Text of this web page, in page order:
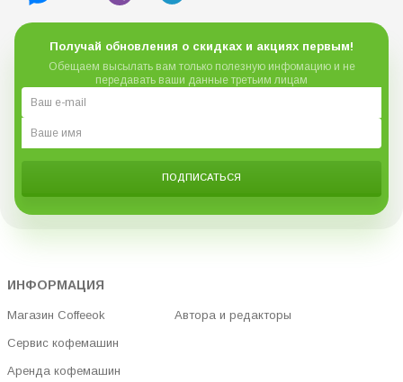
Получай обновления о скидках и акциях первым!
Обещаем высылать вам только полезную инфомацию и не
передавать ваши данные третьим лицам
ПОДПИСАТЬСЯ
ИНФОРМАЦИЯ
Магазин Coffeeok
Сервис кофемашин
Аренда кофемашин
Автора и редакторы